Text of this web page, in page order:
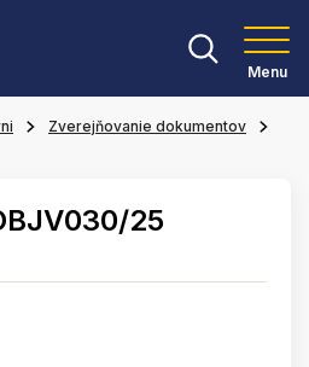
Menu
Zverejňovanie dokumentov
25